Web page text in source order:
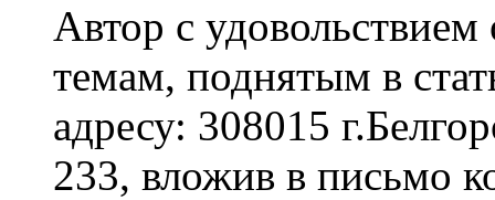
Автор с
темам, поднятым в
адресу: 308015
233, вложив в письмо